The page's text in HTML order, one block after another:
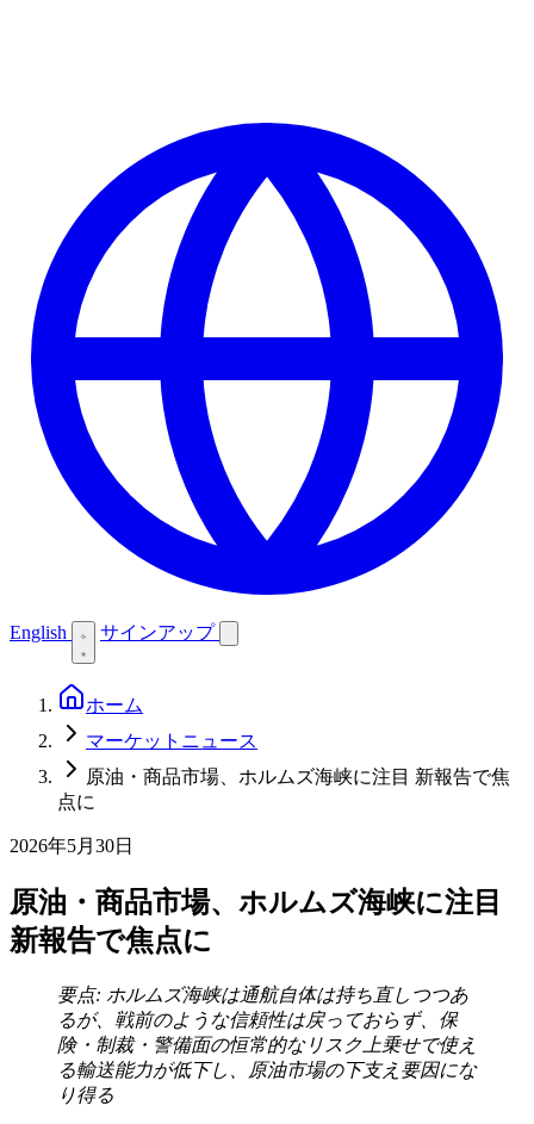
English サインアップ
ホーム
マーケットニュース
原油・商品市場、ホルムズ海峡に注目 新報告で焦
点に
2026年5月30日
原油・商品市場、ホルムズ海峡に注目
新報告で焦点に
要点: ホルムズ海峡は通航自体は持ち直しつつあ
るが、戦前のような信頼性は戻っておらず、保
険・制裁・警備面の恒常的なリスク上乗せで使え
る輸送能力が低下し、原油市場の下支え要因にな
り得る